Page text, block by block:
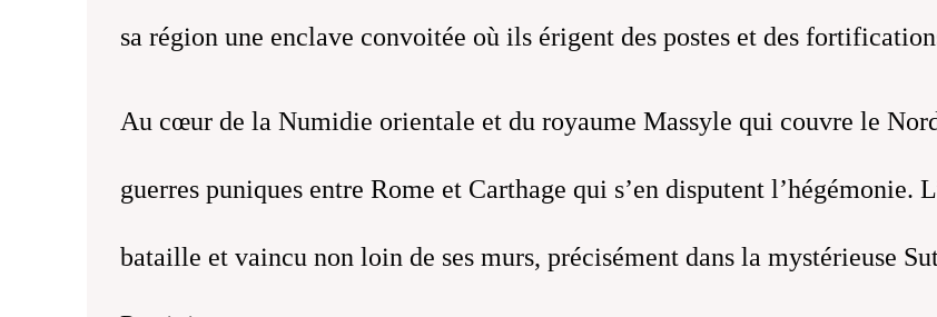
sa région une enclave convoitée où ils érigent des postes et des
Au cœur de la Numidie orientale et du royaume Massyle qui couvre le
guerres puniques entre Rome et Carthage qui s’en disputent
bataille et vaincu non loin de ses murs, précisément dans la mystérieuse